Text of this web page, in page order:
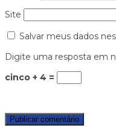
Site
Salvar meus dados
Digite uma resposta em
cinco + 4 =